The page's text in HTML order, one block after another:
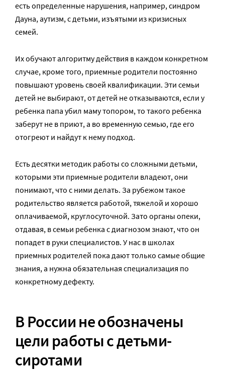
есть определенные нарушения, например, синдром
Дауна, аутизм, с детьми, изъятыми из кризисных
семей.
Их обучают алгоритму действия в каждом конкретном
случае, кроме того, приемные родители постоянно
повышают уровень своей квалификации. Эти семьи
детей не выбирают, от детей не отказываются, если у
ребенка папа убил маму топором, то такого ребенка
заберут не в приют, а во временную семью, где его
отогреют и найдут к нему подход.
Есть десятки методик работы со сложными детьми,
которыми эти приемные родители владеют, они
понимают, что с ними делать. За рубежом такое
родительство является работой, тяжелой и хорошо
оплачиваемой, круглосуточной. Зато органы опеки,
отдавая, в семьи ребенка с диагнозом знают, что он
попадет в руки специалистов. У нас в школах
приемных родителей пока дают только самые общие
знания, а нужна обязательная специализация по
конкретному дефекту.
В России не обозначены
цели работы с детьми-
сиротами